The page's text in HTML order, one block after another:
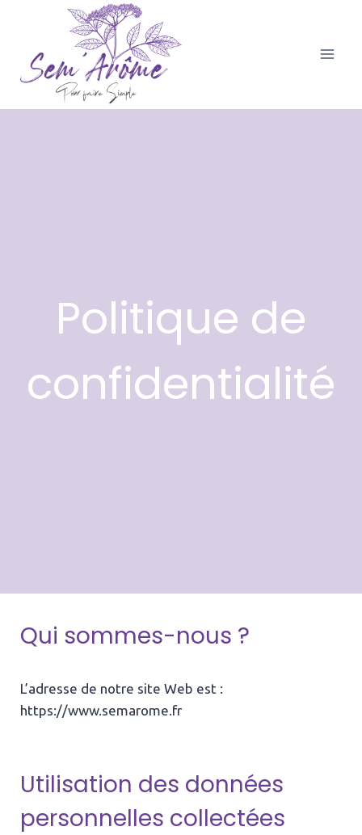
contenu
Politique de
confidentialité
Qui sommes-nous ?
L’adresse de notre site Web est :
https://www.semarome.fr
Utilisation des données
personnelles collectées